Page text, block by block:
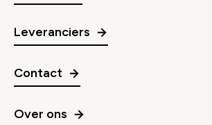
Leveranciers
Contact
Over ons